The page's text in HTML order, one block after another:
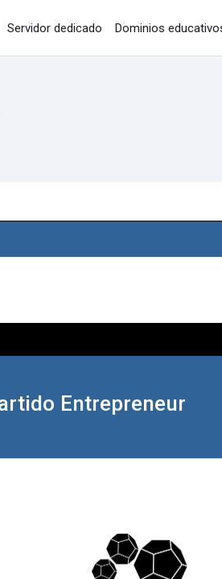
Servidor dedicado Dominios
Entrepreneur